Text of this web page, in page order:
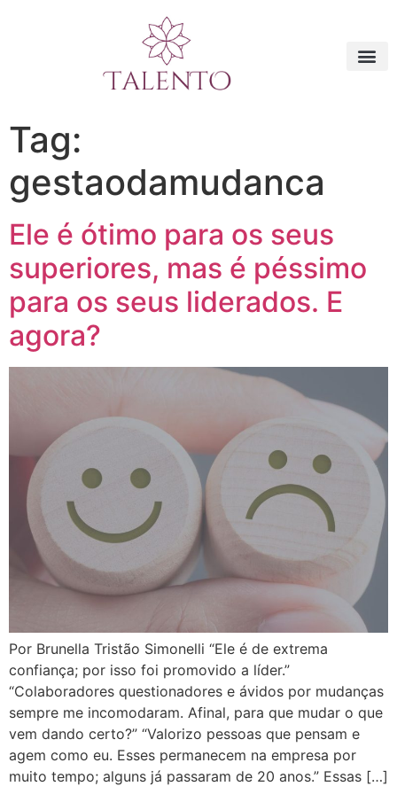
Tag:
gestaodamudanca
Ele é ótimo para os seus
superiores, mas é péssimo
para os seus liderados. E
agora?
Por Brunella Tristão Simonelli “Ele é de extrema
confiança; por isso foi promovido a líder.”
“Colaboradores questionadores e ávidos por mudanças
sempre me incomodaram. Afinal, para que mudar o que
vem dando certo?” “Valorizo pessoas que pensam e
agem como eu. Esses permanecem na empresa por
muito tempo; alguns já passaram de 20 anos.” Essas […]